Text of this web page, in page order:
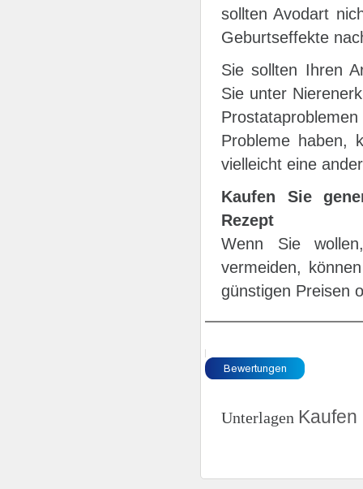
sollten Avodart
Geburtseffekte
Sie sollten Ihren
Sie unter
Probleme haben,
vielleicht eine
Kaufen Sie
Rezept
Wenn Sie
vermeiden,
günstigen Preisen
Unterlagen